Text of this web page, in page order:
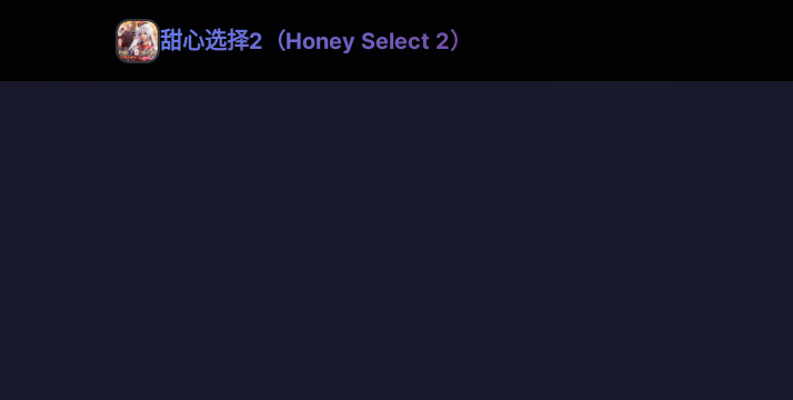
甜心选择2（Honey Select 2）